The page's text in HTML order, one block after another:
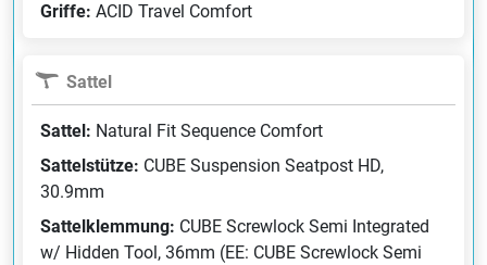
Griffe: ACID Travel Comfort
Sattel
Sattel: Natural Fit Sequence Comfort
Sattelstütze: CUBE Suspension Seatpost HD,
30.9mm
Sattelklemmung: CUBE Screwlock Semi Integrated
w/ Hidden Tool, 36mm (EE: CUBE Screwlock Semi